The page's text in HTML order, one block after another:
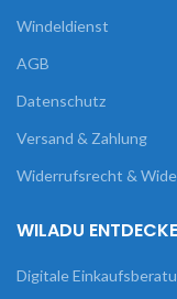
Windeldienst
AGB
Datenschutz
Versand & Zahlung
Widerrufsrecht &
WILADU
Digitale